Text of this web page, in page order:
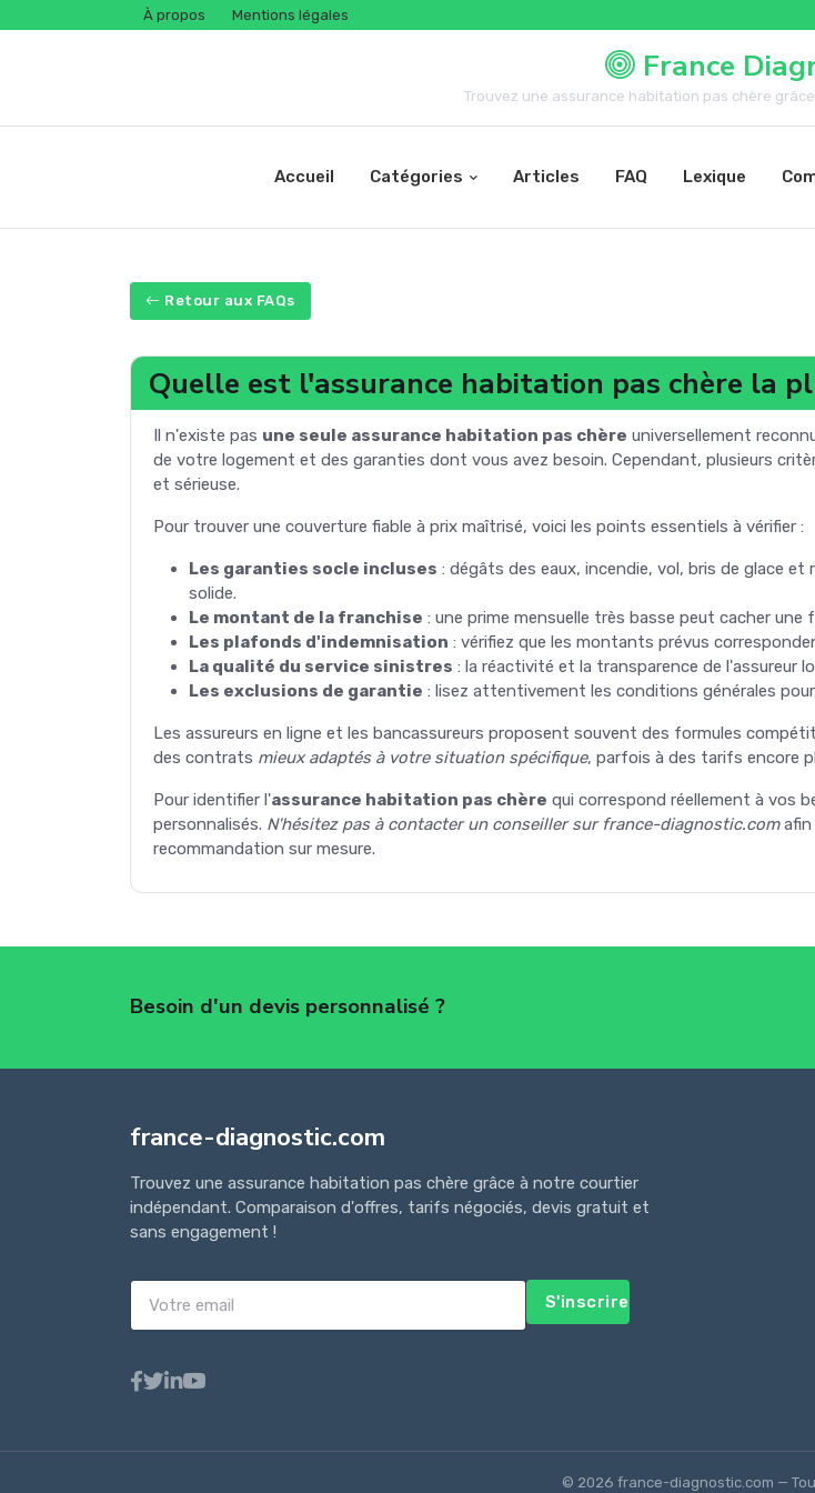
À propos Mentions légales
France
Trouvez une assurance habitation pas chère
Accueil Catégories Articles FAQ Lexique
Retour aux FAQs
Quelle est l'assurance habitation pas chère la
Il n'existe pas une seule assurance habitation pas chère universellement
de votre logement et des garanties dont vous avez besoin. Cependant, plusieurs
et sérieuse.
Pour trouver une couverture fiable à prix maîtrisé, voici les points essentiels à vérifier :
Les garanties socle incluses : dégâts des eaux, incendie, vol, bris de glace
solide.
Le montant de la franchise : une prime mensuelle très basse peut cacher
Les plafonds d'indemnisation : vérifiez que les montants prévus
La qualité du service sinistres : la réactivité et la transparence de l'assureur
Les exclusions de garantie : lisez attentivement les conditions générales
Les assureurs en ligne et les bancassureurs proposent souvent des formules
des contrats mieux adaptés à votre situation spécifique, parfois à des tarifs encore
Pour identifier l'assurance habitation pas chère qui correspond réellement à vos
personnalisés. N'hésitez pas à contacter un conseiller sur france-diagnostic.comafin
recommandation sur mesure.
Besoin d'un devis personnalisé ?
france-diagnostic.com
Trouvez une assurance habitation pas chère grâce à notre courtier
indépendant. Comparaison d'offres, tarifs négociés, devis gratuit et
sans engagement !
S'inscrire
© 2026 france-diagnostic.com —